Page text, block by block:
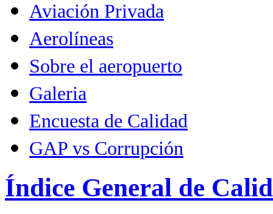
Aviación Privada
Aerolíneas
Sobre el aeropuerto
Galeria
Encuesta de Calidad
GAP vs Corrupción
Índice General de